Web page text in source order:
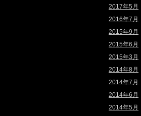
2017年5月
2016年7月
2015年9月
2015年6月
2015年3月
2014年8月
2014年7月
2014年6月
2014年5月